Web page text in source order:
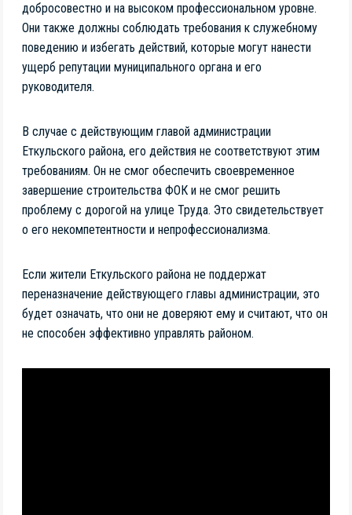
добросовестно и на высоком профессиональном уровне.
Они также должны соблюдать требования к служебному
поведению и избегать действий, которые могут нанести
ущерб репутации муниципального органа и его
руководителя.
В случае с действующим главой администрации
Еткульского района, его действия не соответствуют этим
требованиям. Он не смог обеспечить своевременное
завершение строительства ФОК и не смог решить
проблему с дорогой на улице Труда. Это свидетельствует
о его некомпетентности и непрофессионализма.
Если жители Еткульского района не поддержат
переназначение действующего главы администрации, это
будет означать, что они не доверяют ему и считают, что он
не способен эффективно управлять районом.